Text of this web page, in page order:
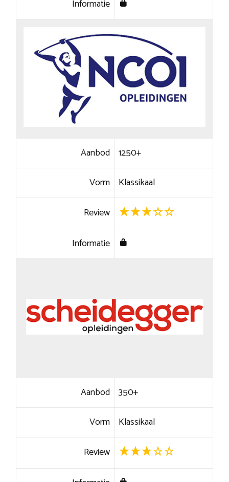
Informatie
Aanbod 1250+
Vorm Klassikaal
Review
Informatie
Aanbod 350+
Vorm Klassikaal
Review